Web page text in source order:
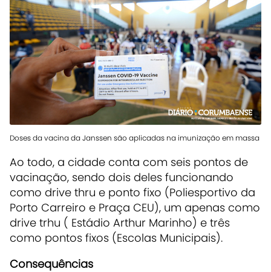
Doses da vacina da Janssen são aplicadas na imunização em massa
Ao todo, a cidade conta com seis pontos de
vacinação, sendo dois deles funcionando
como drive thru e ponto fixo (Poliesportivo da
Porto Carreiro e Praça CEU), um apenas como
drive trhu ( Estádio Arthur Marinho) e três
como pontos fixos (Escolas Municipais).
Consequências